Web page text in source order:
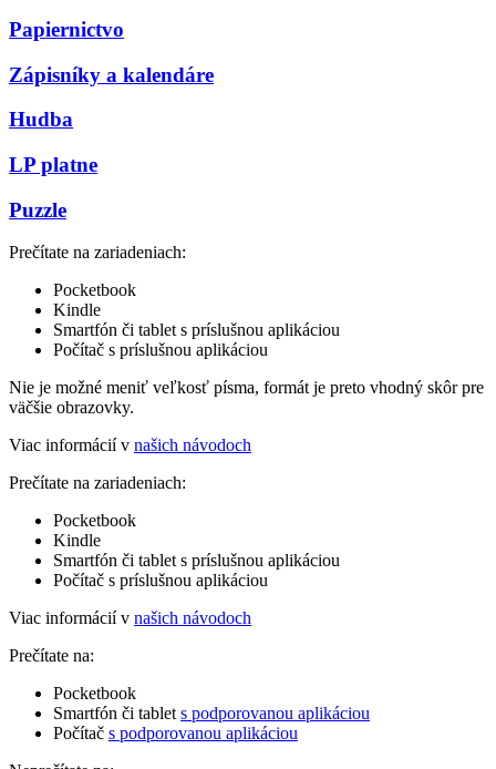
Papiernictvo
Zápisníky a kalendáre
Hudba
LP platne
Puzzle
Prečítate na zariadeniach:
Pocketbook
Kindle
Smartfón či tablet s príslušnou aplikáciou
Počítač s príslušnou aplikáciou
Nie je možné meniť veľkosť písma, formát je preto vhodný skôr pre
väčšie obrazovky.
Viac informácií v našich návodoch
Prečítate na zariadeniach:
Pocketbook
Kindle
Smartfón či tablet s príslušnou aplikáciou
Počítač s príslušnou aplikáciou
Viac informácií v našich návodoch
Prečítate na:
Pocketbook
Smartfón či tablet s podporovanou aplikáciou
Počítač s podporovanou aplikáciou